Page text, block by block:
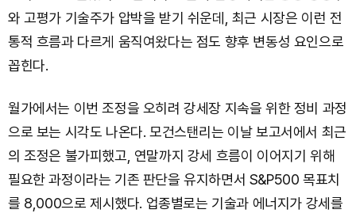
와 고평가 기술주가 압박을 받기 쉬운데, 최근 시장은 이런 전
통적 흐름과 다르게 움직여왔다는 점도 향후 변동성 요인으로
꼽힌다.
월가에서는 이번 조정을 오히려 강세장 지속을 위한 정비 과정
으로 보는 시각도 나온다. 모건스탠리는 이날 보고서에서 최근
의 조정은 불가피했고, 연말까지 강세 흐름이 이어지기 위해
필요한 과정이라는 기존 판단을 유지하면서 S&P500 목표치
를 8,000으로 제시했다. 업종별로는 기술과 에너지가 강세를